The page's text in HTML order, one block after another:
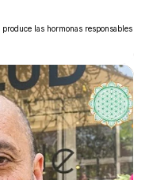
las hormonas responsables